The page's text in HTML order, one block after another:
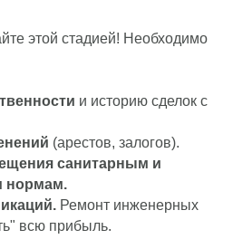
и техническую
этой стадией! Необходимо